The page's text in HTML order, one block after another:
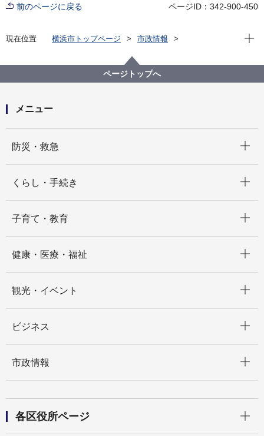
前のページに戻る ページID：342-900-450
現在位置 横浜市トップページ
市政情報
区提案反映制度
令和５年度予算編成に向けた区提案反映制度
港南区提案項目一覧
現在
ページトップへ
メニュー
防災・救急
くらし・手続き
子育て・教育
健康・医療・福祉
観光・イベント
ビジネス
市政情報
各区役所ページ